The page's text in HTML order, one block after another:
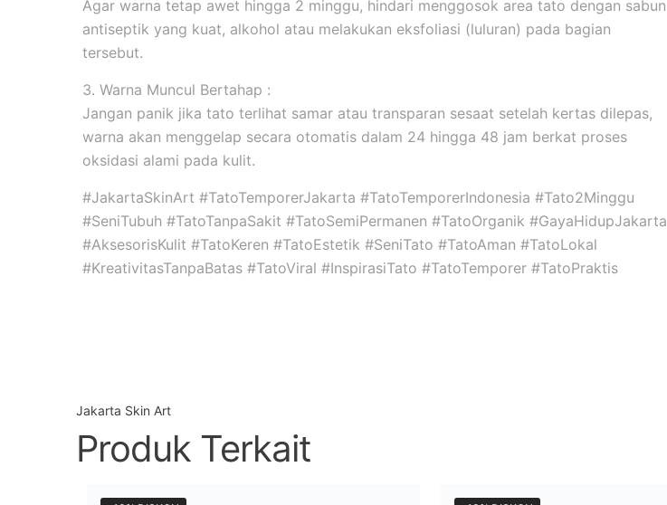
Agar warna tetap awet hingga 2 minggu, hindari menggosok area tato dengan sabun
antiseptik yang kuat, alkohol atau melakukan eksfoliasi (luluran) pada bagian
tersebut.
3. Warna Muncul Bertahap :
Jangan panik jika tato terlihat samar atau transparan sesaat setelah kertas dilepas,
warna akan menggelap secara otomatis dalam 24 hingga 48 jam berkat proses
oksidasi alami pada kulit.
#JakartaSkinArt #TatoTemporerJakarta #TatoTemporerIndonesia #Tato2Minggu
#SeniTubuh #TatoTanpaSakit #TatoSemiPermanen #TatoOrganik #GayaHidupJakarta
#AksesorisKulit #TatoKeren #TatoEstetik #SeniTato #TatoAman #TatoLokal
#KreativitasTanpaBatas #TatoViral #InspirasiTato #TatoTemporer #TatoPraktis
Jakarta Skin Art
Produk Terkait